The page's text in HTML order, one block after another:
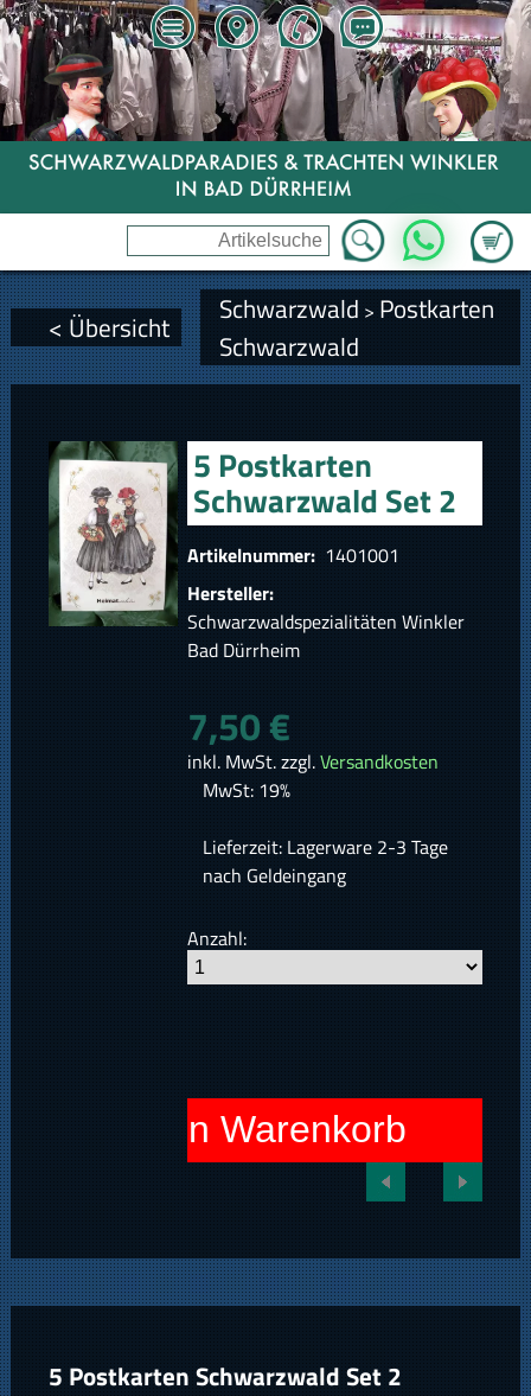
Zum
WhatsApp
< Übersicht Schwarzwald > Postkarten
Schwarzwald
5 Postkarten
Schwarzwald Set 2
Artikelnummer: 1401001
Hersteller:
Schwarzwaldspezialitäten Winkler
Bad Dürrheim
7,50 €
inkl. MwSt. zzgl.Versandkosten
MwSt: 19%
Lieferzeit: Lagerware 2-3 Tage
nach Geldeingang
Anzahl:
In den Warenkorb
5 Postkarten Schwarzwald Set 2